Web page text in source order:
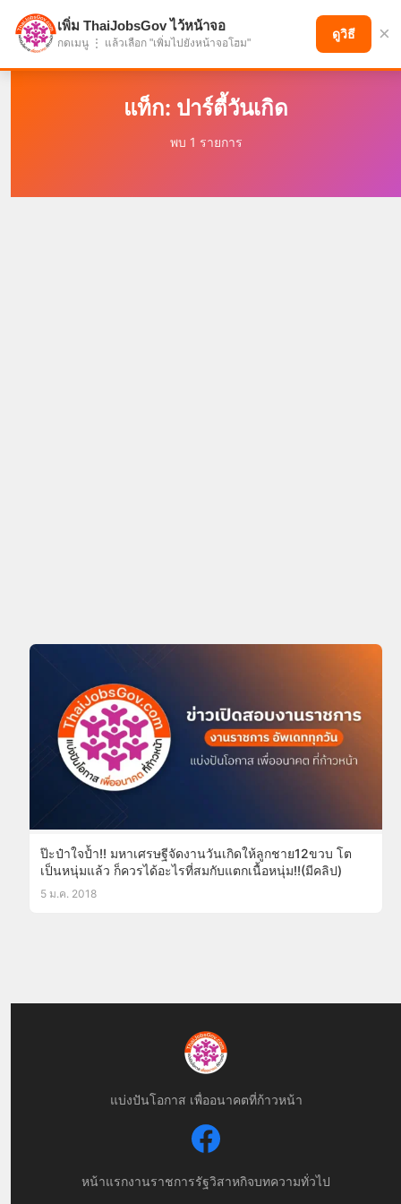
แบ่งปันโอกาส เพื่ออนาคตที่ก้าวหน้า
แท็ก: ปาร์ตี้วันเกิด
พบ 1 รายการ
ป๊ะป๋าใจป้ำ!! มหาเศรษฐีจัดงานวันเกิดให้ลูกชาย12ขวบ โต
เป็นหนุ่มแล้ว ก็ควรได้อะไรที่สมกับแตกเนื้อหนุ่ม!!(มีคลิป)
5 ม.ค. 2018
แบ่งปันโอกาส เพื่ออนาคตที่ก้าวหน้า
หน้าแรกงานราชการรัฐวิสาหกิจบทความทั่วไป
เพิ่ม ThaiJobsGov ไว้หน้าจอ
กดเมนู ⋮ แล้วเลือก "เพิ่มไปยังหน้าจอโฮม"
ดูวิธี ×